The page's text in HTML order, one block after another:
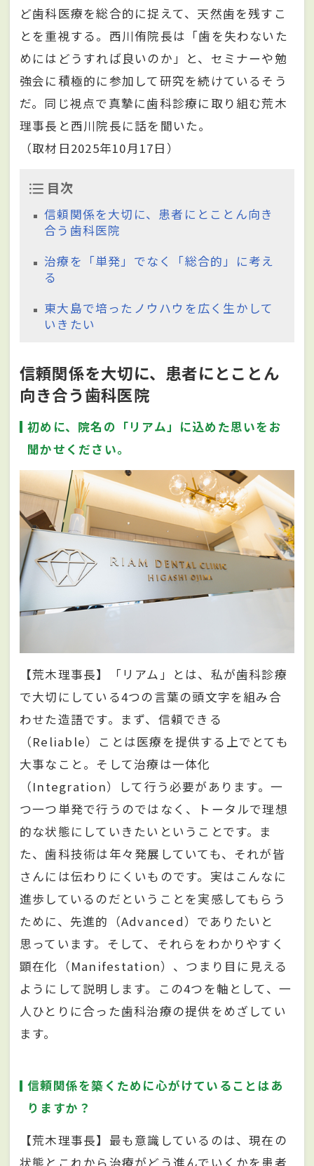
ど歯科医療を総合的に捉えて、天然歯を残すこ
とを重視する。西川侑院長は「歯を失わないた
めにはどうすれば良いのか」と、セミナーや勉
強会に積極的に参加して研究を続けているそう
だ。同じ視点で真摯に歯科診療に取り組む荒木
理事長と西川院長に話を聞いた。
（取材日2025年10月17日）
目次
信頼関係を大切に、患者にとことん向き
合う歯科医院
治療を「単発」でなく「総合的」に考え
る
東大島で培ったノウハウを広く生かして
いきたい
信頼関係を大切に、患者にとことん
向き合う歯科医院
初めに、院名の「リアム」に込めた思いをお
聞かせください。
【荒木理事長】「リアム」とは、私が歯科診療
で大切にしている4つの言葉の頭文字を組み合
わせた造語です。まず、信頼できる
（Reliable）ことは医療を提供する上でとても
大事なこと。そして治療は一体化
（Integration）して行う必要があります。一
つ一つ単発で行うのではなく、トータルで理想
的な状態にしていきたいということです。ま
た、歯科技術は年々発展していても、それが皆
さんには伝わりにくいものです。実はこんなに
進歩しているのだということを実感してもらう
ために、先進的（Advanced）でありたいと
思っています。そして、それらをわかりやすく
顕在化（Manifestation）、つまり目に見える
ようにして説明します。この4つを軸として、一
人ひとりに合った歯科治療の提供をめざしてい
ます。
信頼関係を築くために心がけていることはあ
りますか？
【荒木理事長】最も意識しているのは、現在の
状態とこれから治療がどう進んでいくかを患者